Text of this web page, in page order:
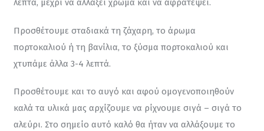
λεπτά, μέχρι να αλλάξει χρώμα και να αφρατέψει.
Προσθέτουμε σταδιακά τη ζάχαρη, το άρωμα
πορτοκαλιού ή τη βανίλια, το ξύσμα πορτοκαλιού και
χτυπάμε άλλα 3-4 λεπτά.
Προσθέτουμε και το αυγό και αφού ομογενοποιηθούν
καλά τα υλικά μας αρχίζουμε να ρίχνουμε σιγά – σιγά το
αλεύρι. Στο σημείο αυτό καλό θα ήταν να αλλάξουμε το